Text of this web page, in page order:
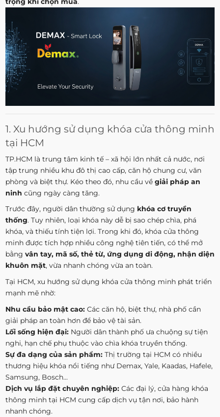
1. Xu hướng sử dụng khóa cửa thông minh
tại HCM
TP.HCM là trung tâm kinh tế – xã hội lớn nhất cả nước, nơi
tập trung nhiều khu đô thị cao cấp, căn hộ chung cư, văn
phòng và biệt thự. Kéo theo đó, nhu cầu về giải pháp an
ninh cũng ngày càng tăng.
Trước đây, người dân thường sử dụng khóa cơ truyền
thống. Tuy nhiên, loại khóa này dễ bị sao chép chìa, phá
khóa, và thiếu tính tiện lợi. Trong khi đó, khóa cửa thông
minh được tích hợp nhiều công nghệ tiên tiến, có thể mở
bằng vân tay, mã số, thẻ từ, ứng dụng di động, nhận diện
khuôn mặt, vừa nhanh chóng vừa an toàn.
Tại HCM, xu hướng sử dụng khóa cửa thông minh phát triển
mạnh mẽ nhờ:
Nhu cầu bảo mật cao: Các căn hộ, biệt thự, nhà phố cần
giải pháp an toàn hơn để bảo vệ tài sản.
Lối sống hiện đại: Người dân thành phố ưa chuộng sự tiện
nghi, hạn chế phụ thuộc vào chìa khóa truyền thống.
Sự đa dạng của sản phẩm: Thị trường tại HCM có nhiều
thương hiệu khóa nổi tiếng như Demax, Yale, Kaadas, Hafele,
Samsung, Bosch...
Dịch vụ lắp đặt chuyên nghiệp: Các đại lý, cửa hàng khóa
thông minh tại HCM cung cấp dịch vụ tận nơi, bảo hành
nhanh chóng.